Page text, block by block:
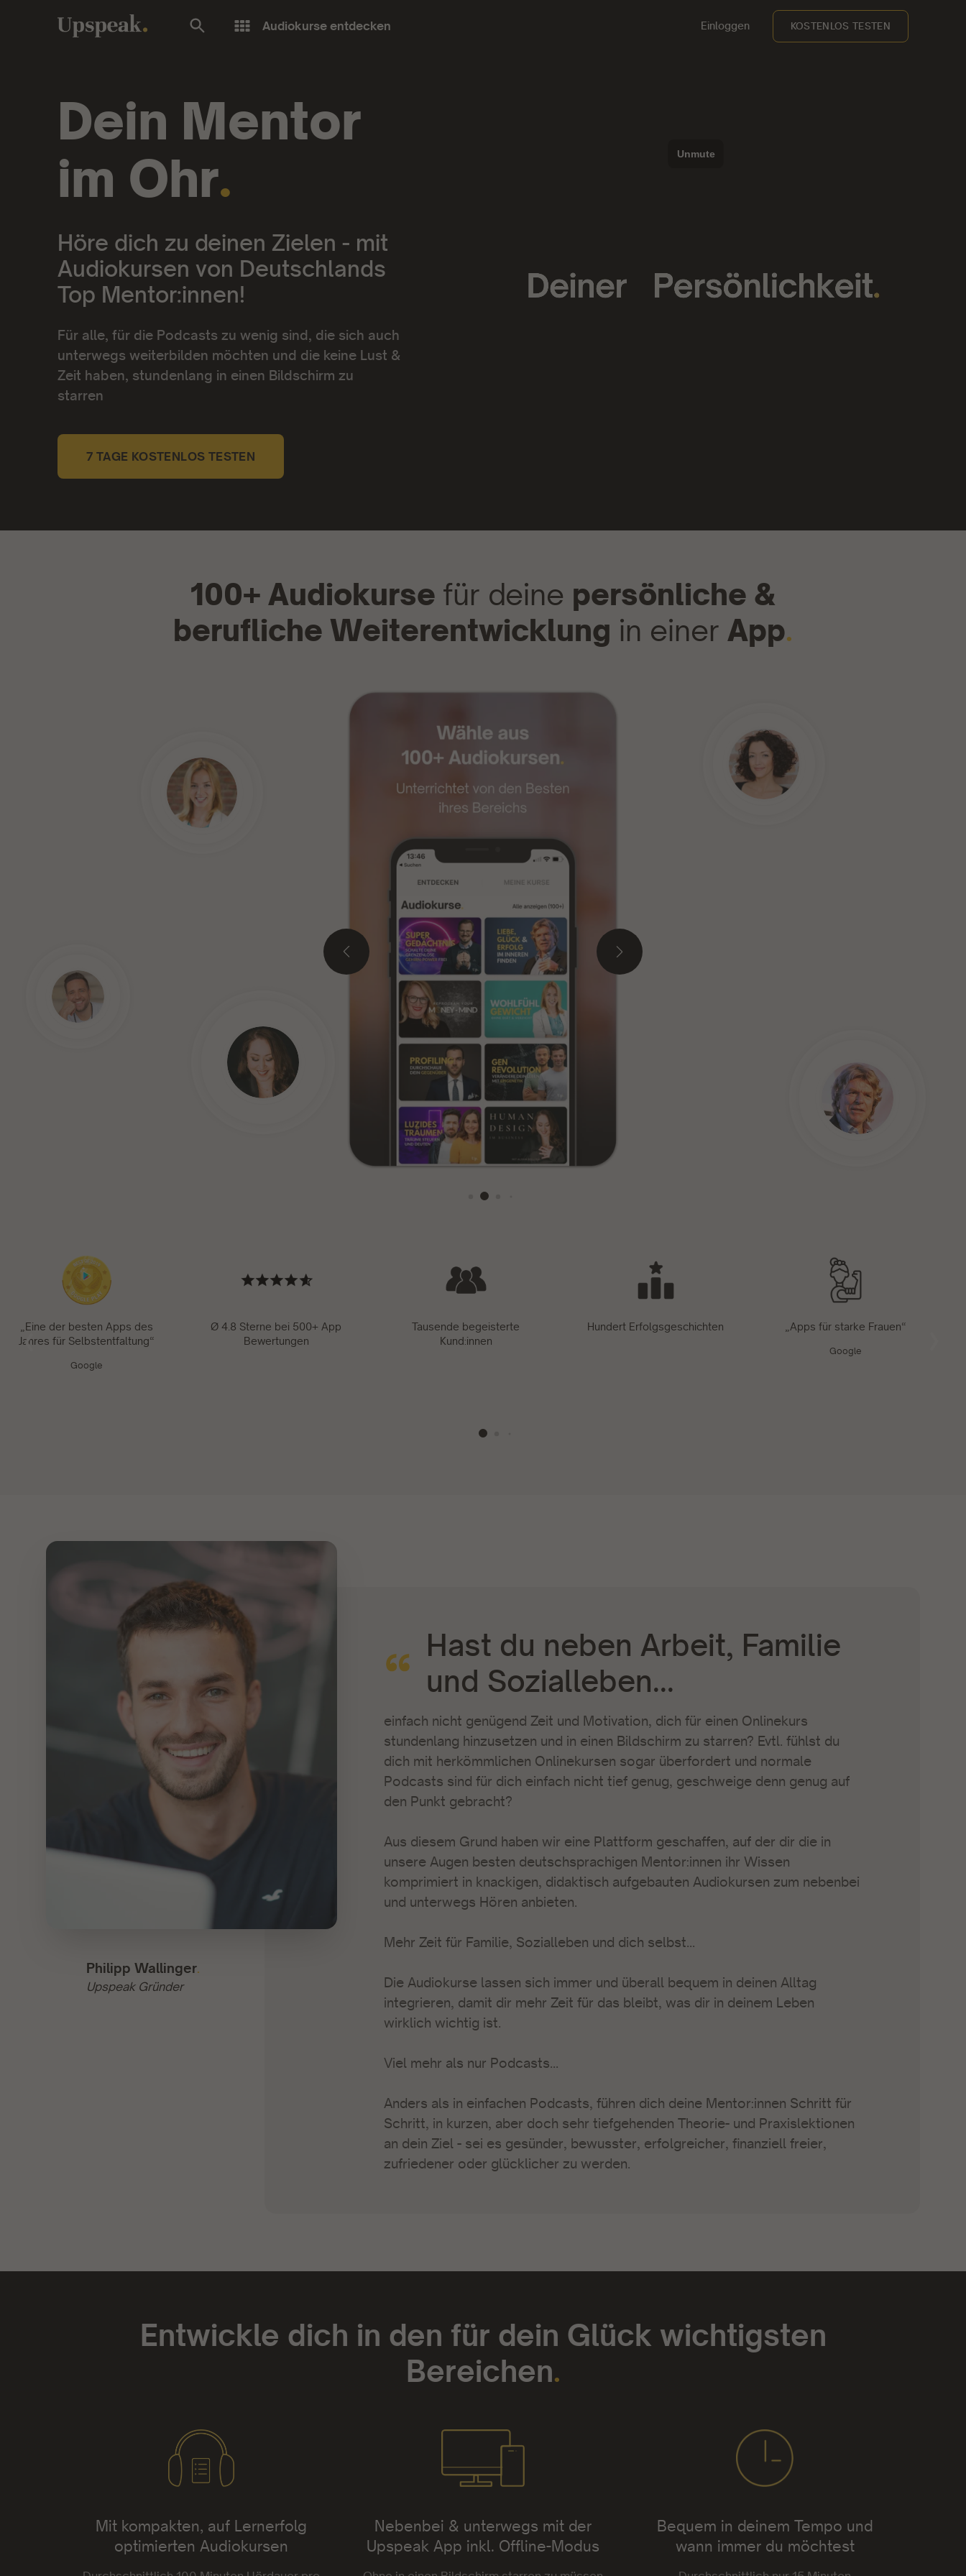
Audiokurse entdecken Einloggen KOSTENLOS TESTEN
Upspeak:
Dein Mentor
im Ohr.
Höre dich zu deinen Zielen - mit
Audiokursen von Deutschlands
Top Mentor:innen!
Für alle, für die Podcasts zu wenig sind, die sich auch
unterwegs weiterbilden möchten und die keine Lust &
Zeit haben, stundenlang in einen Bildschirm zu
starren
7 TAGE KOSTENLOS TESTEN
100+ Audiokurse für deine persönliche &
berufliche Weiterentwicklung in einer App.
„Eine der besten Apps des
Jahres für Selbstentfaltung“
Google
Ø 4.8 Sterne bei 500+ App
Bewertungen
Tausende begeisterte
Kund:innen
Hundert Erfolgsgeschichten „Apps für starke Frauen“
Google
Philipp Wallinger.
Upspeak Gründer
Hast du neben Arbeit, Familie
und Sozialleben...
einfach nicht genügend Zeit und Motivation, dich für einen Onlinekurs
stundenlang hinzusetzen und in einen Bildschirm zu starren? Evtl. fühlst du
dich mit herkömmlichen Onlinekursen sogar überfordert und normale
Podcasts sind für dich einfach nicht tief genug, geschweige denn genug auf
den Punkt gebracht?
Aus diesem Grund haben wir eine Plattform geschaffen, auf der dir die in
unsere Augen besten deutschsprachigen Mentor:innen ihr Wissen
komprimiert in knackigen, didaktisch aufgebauten Audiokursen zum nebenbei
und unterwegs Hören anbieten.
Mehr Zeit für Familie, Sozialleben und dich selbst...
Die Audiokurse lassen sich immer und überall bequem in deinen Alltag
integrieren, damit dir mehr Zeit für das bleibt, was dir in deinem Leben
wirklich wichtig ist.
Viel mehr als nur Podcasts...
Anders als in einfachen Podcasts, führen dich deine Mentor:innen Schritt für
Schritt, in kurzen, aber doch sehr tiefgehenden Theorie- und Praxislektionen
an dein Ziel - sei es gesünder, bewusster, erfolgreicher, finanziell freier,
zufriedener oder glücklicher zu werden.
Entwickle dich in den für dein Glück wichtigsten
Bereichen.
Mit kompakten, auf Lernerfolg
optimierten Audiokursen
Nebenbei & unterwegs mit der
Upspeak App inkl. Offline-Modus
Bequem in deinem Tempo und
wann immer du möchtest